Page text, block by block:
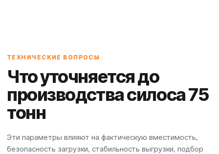
ТЕХНИЧЕСКИЕ ВОПРОСЫ
Что уточняется до
производства силоса 75
тонн
Эти параметры влияют на фактическую вместимость,
безопасность загрузки, стабильность выгрузки, подбор